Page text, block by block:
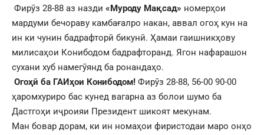
Фирӯз 28-88 аз назди «Муроду Мақсад» номерҳои
мардуми бечораву камбағалро накан, аввал огоҳ кун на
ин ки чунин бадрафторӣ бикунӣ. Ҳамаи гаишникҳову
милисаҳои Конибодом бадрафторанд. Ягон нафарашон
сухани хуб намегӯянд ба ронандаҳо.
Огоҳӣ ба ГАИҳои Конибодом! Фирӯз 28-88, 56-00 90-00
ҳаромхуриро бас кунед вагарна аз болои шумо ба
Дастгоҳи иҷроияи Президент шикоят мекунам.
Ман бовар дорам, ки ин номаҳои фиристодаи маро онҳо